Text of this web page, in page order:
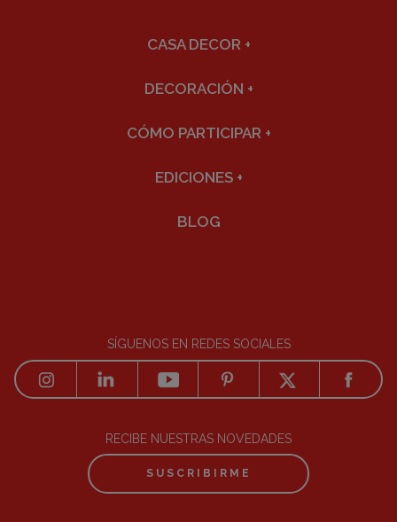
CASA DECOR +
DECORACIÓN +
CÓMO PARTICIPAR +
EDICIONES +
BLOG
SÍGUENOS EN REDES SOCIALES
RECIBE NUESTRAS NOVEDADES
SUSCRIBIRME